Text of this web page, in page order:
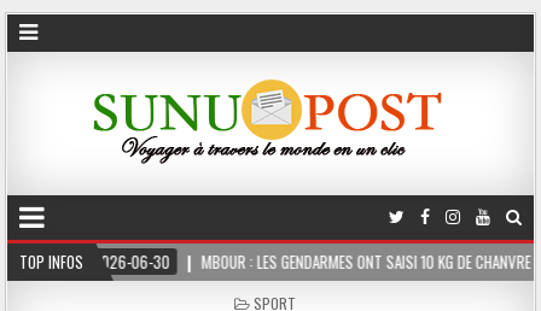
TOP INFOS
MBOUR : LES GENDARMES ONT SAISI 10 KG DE CHANVRE INDIEN DISSIMULÉS DANS
POSTED
SPORT